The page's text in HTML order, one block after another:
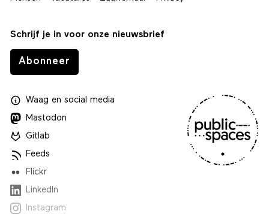
Schrijf je in voor onze nieuwsbrief
Abonneer
Waagen social media
Mastodon
Gitlab
Feeds
Flickr
LinkedIn
Instagram